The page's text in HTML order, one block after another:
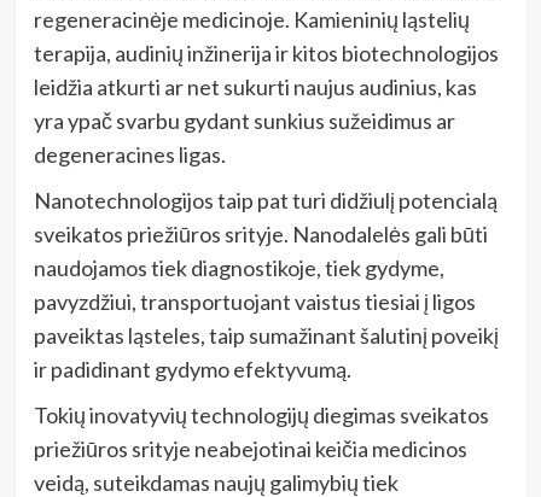
regeneracinėje medicinoje. Kamieninių ląstelių
terapija, audinių inžinerija ir kitos biotechnologijos
leidžia atkurti ar net sukurti naujus audinius, kas
yra ypač svarbu gydant sunkius sužeidimus ar
degeneracines ligas.
Nanotechnologijos taip pat turi didžiulį potencialą
sveikatos priežiūros srityje. Nanodalelės gali būti
naudojamos tiek diagnostikoje, tiek gydyme,
pavyzdžiui, transportuojant vaistus tiesiai į ligos
paveiktas ląsteles, taip sumažinant šalutinį poveikį
ir padidinant gydymo efektyvumą.
Tokių inovatyvių technologijų diegimas sveikatos
priežiūros srityje neabejotinai keičia medicinos
veidą, suteikdamas naujų galimybių tiek